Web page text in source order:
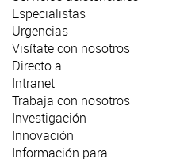
Especialistas
Urgencias
Visítate con nosotros
Directo a
Intranet
Trabaja con nosotros
Investigación
Innovación
Información para